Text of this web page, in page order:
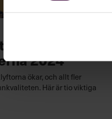
2024
ökar, och allt fler
Här är tio viktiga